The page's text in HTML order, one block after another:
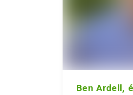
Ben Ardell, él